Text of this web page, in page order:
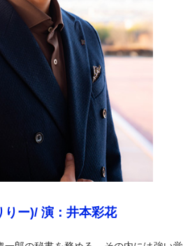
ー)/ 演：井本彩花